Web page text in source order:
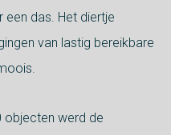
das. Het diertje
van lastig bereikbare
objecten werd de